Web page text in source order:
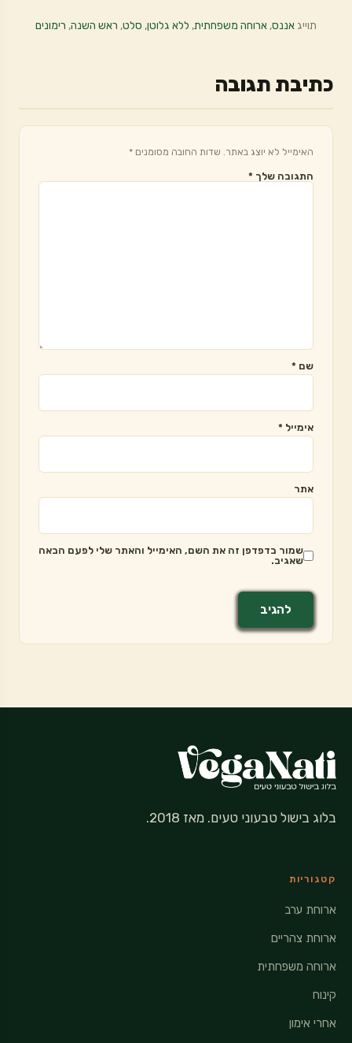
תוייג אננס, ארוחה משפחתית, ללא גלוטן, סלט, ראש השנה, רימונים
כתיבת תגובה
האימייל לא יוצג באתר. שדות החובה מסומנים *
התגובה שלך *
שם *
אימייל *
אתר
שמור בדפדפן זה את השם, האימייל והאתר שלי לפעם הבאה
שאגיב.
בלוג בישול טבעוני טעים. מאז 2018.
קטגוריות
ארוחת ערב
ארוחת צהריים
ארוחה משפחתית
קינוח
אחרי אימון